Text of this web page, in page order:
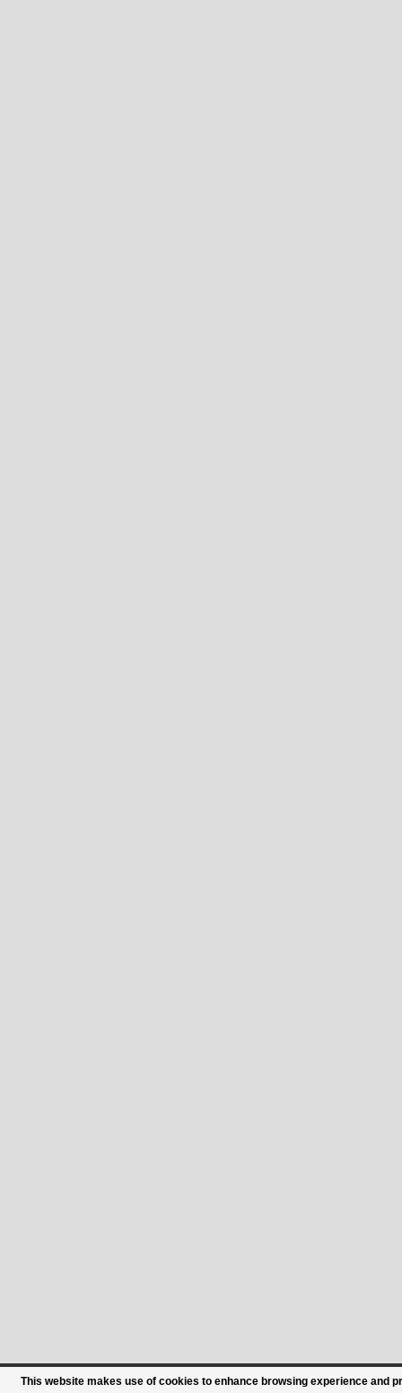
This website makes use of cookies to enhance browsing experience and